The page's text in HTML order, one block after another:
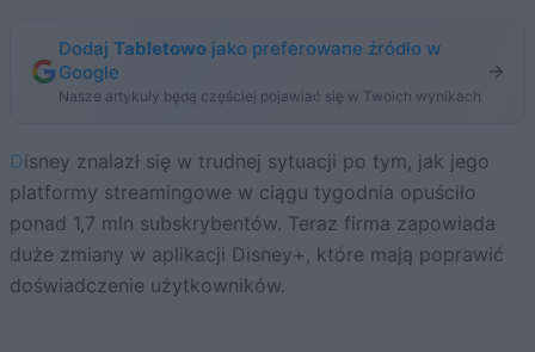
Dodaj Tabletowo jako preferowane źródło w
Google
Nasze artykuły będą częściej pojawiać się w Twoich wynikach
Disney znalazł się w trudnej sytuacji po tym, jak jego
platformy streamingowe w ciągu tygodnia opuściło
ponad 1,7 mln subskrybentów. Teraz firma zapowiada
duże zmiany w aplikacji Disney+, które mają poprawić
doświadczenie użytkowników.